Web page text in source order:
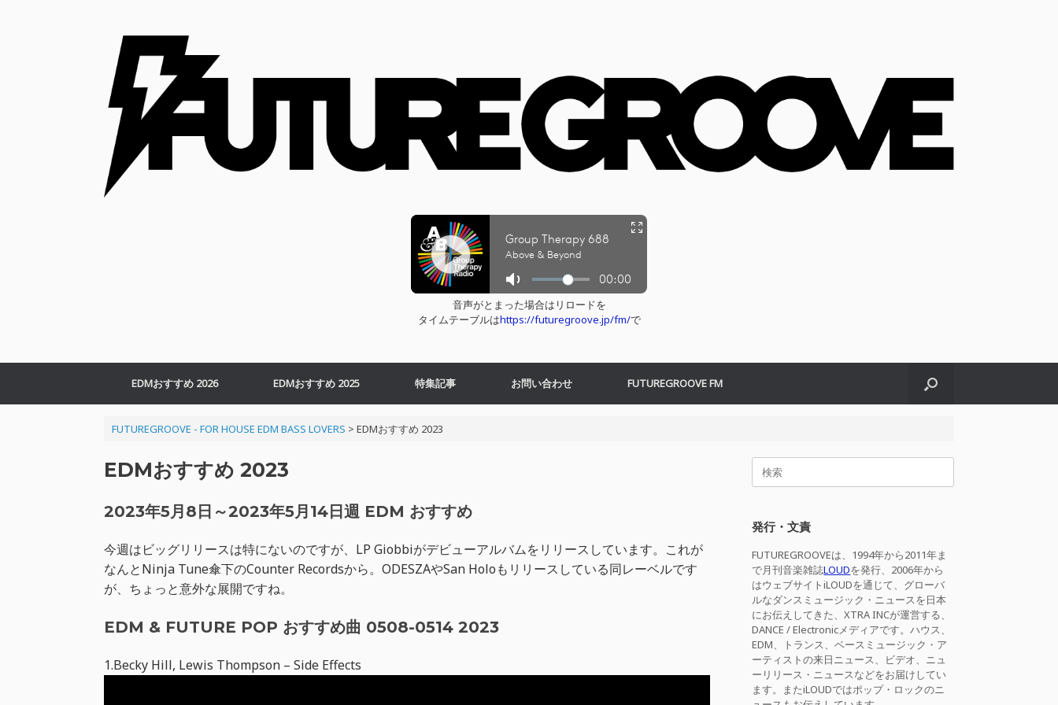
音声がとまった場合はリロードを
タイムテーブルはhttps://futuregroove.jp/fm/で
EDMおすすめ 2026 EDMおすすめ 2025 特集記事 お問い合わせ FUTUREGROOVE FM
FUTUREGROOVE - FOR HOUSE EDM BASS LOVERS > EDMおすすめ 2023
EDMおすすめ 2023
2023年5月8日～2023年5月14日週 EDM おすすめ
今週はビッグリリースは特にないのですが、LP Giobbiがデビューアルバムをリリースしています。これが
なんとNinja Tune傘下のCounter Recordsから。ODESZAやSan Holoもリリースしている同レーベルです
が、ちょっと意外な展開ですね。
EDM & FUTURE POP おすすめ曲 0508-0514 2023
1.Becky Hill, Lewis Thompson – Side Effects
検
発行・文責
FUTUREGROOVEは、1994年から2011年ま
で月刊音楽雑誌LOUDを発行、2006年から
はウェブサイトiLOUDを通じて、グローバ
ルなダンスミュージック・ニュースを日本
にお伝えしてきた、XTRA INCが運営する、
DANCE / Electronicメディアです。ハウス、
EDM、トランス、ベースミュージック・ア
ーティストの来日ニュース、ビデオ、ニュ
ーリリース・ニュースなどをお届けしてい
ます。またiLOUDではポップ・ロックのニ